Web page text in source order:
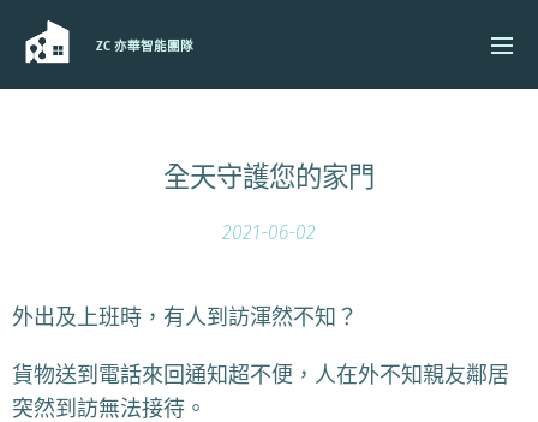
ZC 亦華智能團隊
全天守護您的家門
2021-06-02
外出及上班時，有人到訪渾然不知？
貨物送到電話來回通知超不便，人在外不知親友鄰居
突然到訪無法接待。